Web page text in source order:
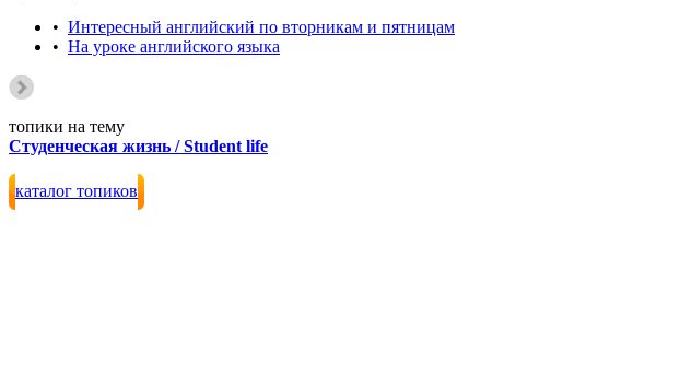
• Интересный английский по вторникам и пятницам
• На уроке английского языка
топики на тему
Студенческая жизнь / Student life
каталог топиков